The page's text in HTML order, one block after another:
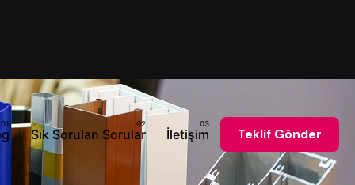
Sık Sorulan Sorular İletişim Teklif Gönder